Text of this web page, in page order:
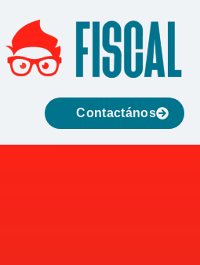
Contactános